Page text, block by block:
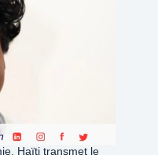
Haïti transmet le